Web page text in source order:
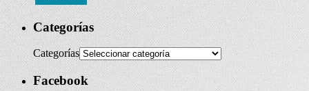
Categorías
Categorías
Facebook